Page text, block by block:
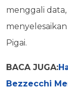
menggali data,
Pigai.
BACA JUGA:
Bezzecchi